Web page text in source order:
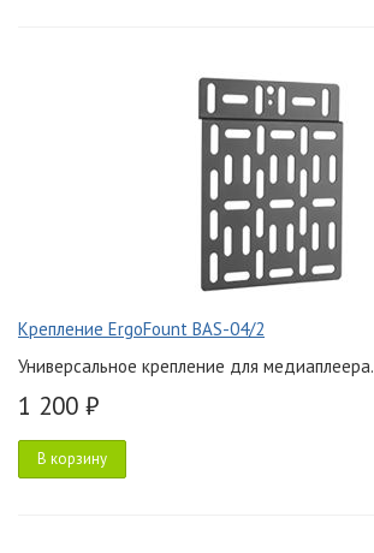
Крепление ErgoFount BAS-04/2
Универсальное крепление для медиаплеера.
1 200 ₽
В корзину